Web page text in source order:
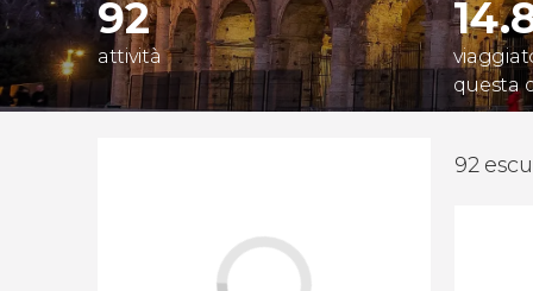
92
attività
questa
92